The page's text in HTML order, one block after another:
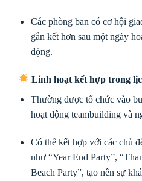
Các phòng ban có cơ hội
gắn kết hơn sau một ngày
động.
Linh hoạt kết hợp trong
Thường được tổ chức vào
hoạt động teambuilding và
Có thể kết hợp với các chủ
như “Year End Party”,
Beach Party”, tạo nên sự